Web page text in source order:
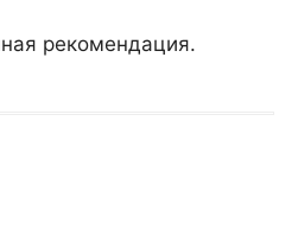
рекомендация.